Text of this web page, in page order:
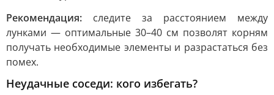
Рекомендация: следите за расстоянием между
лунками — оптимальные 30–40 см позволят корням
получать необходимые элементы и разрастаться без
помех.
Неудачные соседи: кого избегать?